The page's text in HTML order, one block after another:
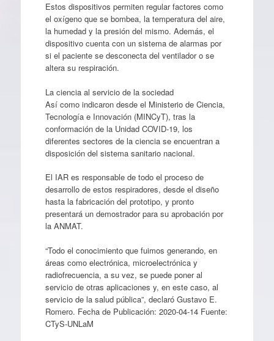
Estos dispositivos permiten regular factores como
el oxígeno que se bombea, la temperatura del aire,
la humedad y la presión del mismo. Además, el
dispositivo cuenta con un sistema de alarmas por
si el paciente se desconecta del ventilador o se
altera su respiración.
La ciencia al servicio de la sociedad
Así como indicaron desde el Ministerio de Ciencia,
Tecnología e Innovación (MINCyT), tras la
conformación de la Unidad COVID-19, los
diferentes sectores de la ciencia se encuentran a
disposición del sistema sanitario nacional.
El IAR es responsable de todo el proceso de
desarrollo de estos respiradores, desde el diseño
hasta la fabricación del prototipo, y pronto
presentará un demostrador para su aprobación por
la ANMAT.
“Todo el conocimiento que fuimos generando, en
áreas como electrónica, microelectrónica y
radiofrecuencia, a su vez, se puede poner al
servicio de otras aplicaciones y, en este caso, al
servicio de la salud pública”, declaró Gustavo E.
Romero. Fecha de Publicación: 2020-04-14 Fuente:
CTyS-UNLaM